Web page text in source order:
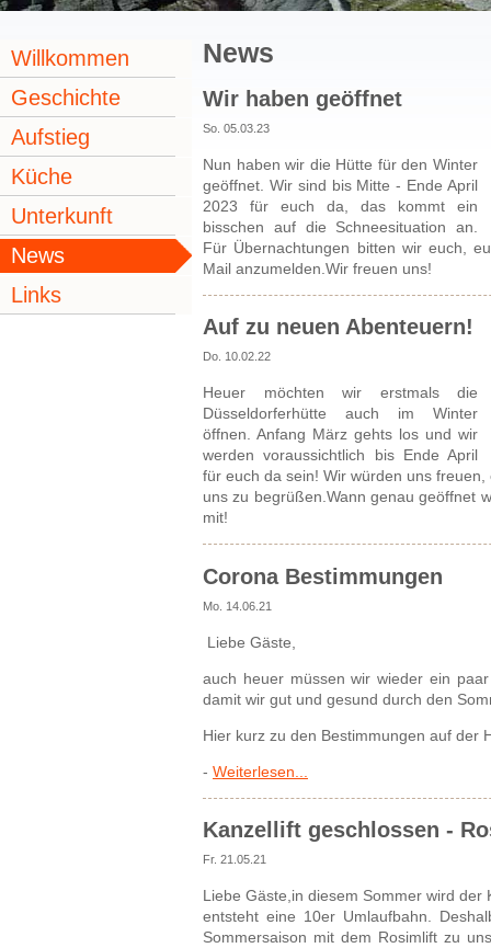
Willkommen
Geschichte
Aufstieg
Küche
Unterkunft
News
Links
News
Wir haben geöffnet
So. 05.03.23
Nun haben wir die Hütte für den Winter
geöffnet. Wir sind bis Mitte - Ende April
2023 für euch da, das kommt ein
bisschen auf die Schneesituation an.
Für Übernachtungen bitten wir euch,
Mail anzumelden.Wir freuen uns!
Auf zu neuen Abenteuern!
Do. 10.02.22
Heuer möchten wir erstmals die
Düsseldorferhütte auch im Winter
öffnen. Anfang März gehts los und wir
werden voraussichtlich bis Ende April
für euch da sein! Wir würden uns
uns zu begrüßen.Wann genau geöffnet
mit!
Corona Bestimmungen
Mo. 14.06.21
Liebe Gäste,
auch heuer müssen wir wieder ein
damit wir gut und gesund durch den
Hier kurz zu den Bestimmungen auf der
- Weiterlesen...
Kanzellift geschlossen -
Fr. 21.05.21
Liebe Gäste,in diesem Sommer wird der
entsteht eine 10er Umlaufbahn.
Sommersaison mit dem Rosimlift zu